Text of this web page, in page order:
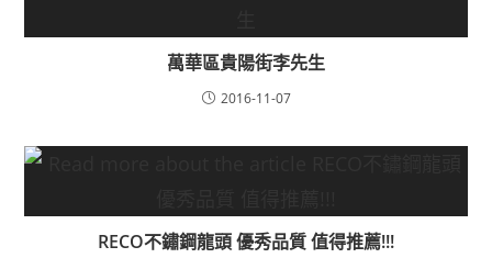
萬華區貴陽街李先生
2016-11-07
RECO不鏽鋼龍頭 優秀品質 值得推薦!!!